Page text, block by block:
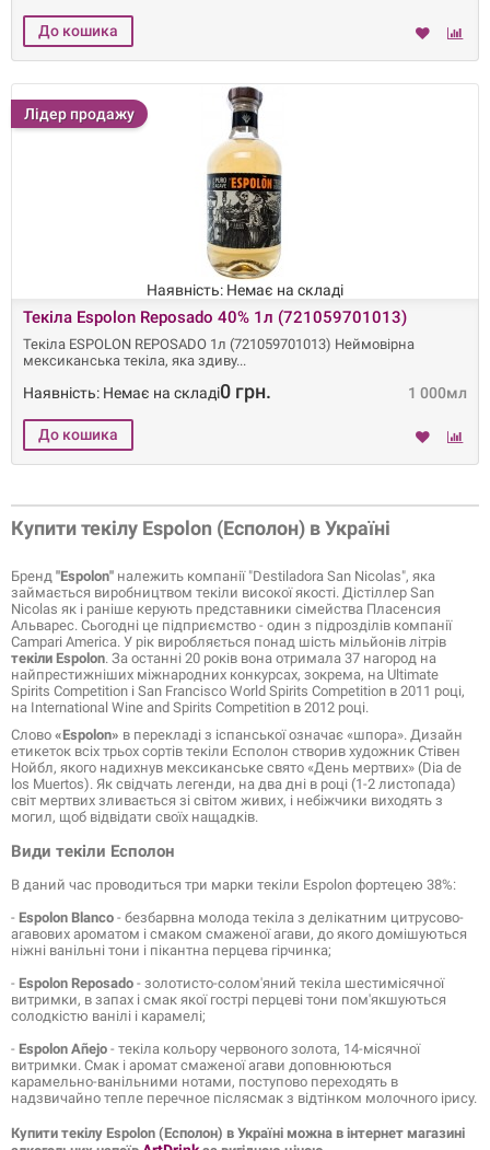
Лідер продажу
Наявність: Немає на складі
Текіла Espolon Reposado 40% 1л (721059701013)
Текіла ESPOLON REPOSADO 1л (721059701013) Неймовірна
мексиканська текіла, яка здиву
1 000мл
Наявність: Немає на складі0 грн.
Купити текілу Espolon (Есполон) в Україні
Бренд "Espolon" належить компанії "Destiladora San Nicolas", яка
займається виробництвом текіли високої якості. Дістіллер San
Nicolas як і раніше керують представники сімейства Пласенсия
Альварес. Сьогодні це підприємство - один з підрозділів компанії
Campari America. У рік виробляється понад шість мільйонів літрів
текіли Espolon. За останні 20 років вона отримала 37 нагород на
найпрестижніших міжнародних конкурсах, зокрема, на Ultimate
Spirits Competition і San Francisco World Spirits Competition в 2011 році,
на International Wine and Spirits Competition в 2012 році.
Слово «Espolon» в перекладі з іспанської означає «шпора». Дизайн
етикеток всіх трьох сортів текіли Есполон створив художник Стівен
Нойбл, якого надихнув мексиканське свято «День мертвих» (Dia de
los Muertos). Як свідчать легенди, на два дні в році (1-2 листопада)
світ мертвих зливається зі світом живих, і небіжчики виходять з
могил, щоб відвідати своїх нащадків.
Види текіли Есполон
В даний час проводиться три марки текіли Espolon фортецею 38%:
- Espolon Blanco - безбарвна молода текіла з делікатним цитрусово-
агавових ароматом і смаком смаженої агави, до якого домішуються
ніжні ванільні тони і пікантна перцева гірчинка;
- Espolon Reposado - золотисто-солом'яний текіла шестимісячної
витримки, в запах і смак якої гострі перцеві тони пом'якшуються
солодкістю ванілі і карамелі;
- Espolon Añejo - текіла кольору червоного золота, 14-місячної
витримки. Смак і аромат смаженої агави доповнюються
карамельно-ванільними нотами, поступово переходять в
надзвичайно тепле перечное післясмак з відтінком молочного ірису.
Купити текілу Espolon (Есполон) в Україні можна в інтернет магазині